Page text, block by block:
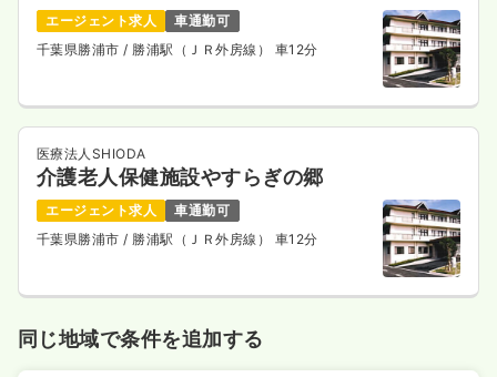
エージェント求人
車通勤可
千葉県勝浦市/ 勝浦駅（ＪＲ外房線） 車12分
医療法人SHIODA
介護老人保健施設やすらぎの郷
エージェント求人
車通勤可
千葉県勝浦市/ 勝浦駅（ＪＲ外房線） 車12分
同じ地域で条件を追加する